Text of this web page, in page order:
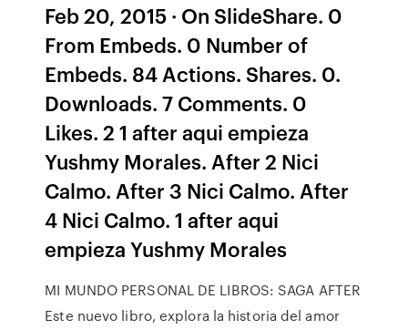
Feb 20, 2015 · On SlideShare. 0
From Embeds. 0 Number of
Embeds. 84 Actions. Shares. 0.
Downloads. 7 Comments. 0
Likes. 2 1 after aqui empieza
Yushmy Morales. After 2 Nici
Calmo. After 3 Nici Calmo. After
4 Nici Calmo. 1 after aqui
empieza Yushmy Morales
MI MUNDO PERSONAL DE LIBROS: SAGA AFTER
Este nuevo libro, explora la historia del amor